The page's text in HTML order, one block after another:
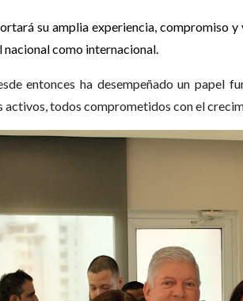
su amplia experiencia,
nacional como internacional.
entonces ha desempeñado un papel
activos, todos comprometidos con el